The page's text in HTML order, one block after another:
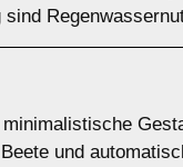
und